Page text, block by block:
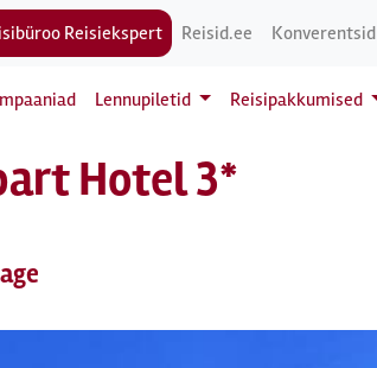
Reisiekspert Reisid.ee Konverentsid
Lennupiletid Reisipakkumised
Hotel 3*